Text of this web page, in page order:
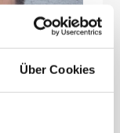
Über Cookies